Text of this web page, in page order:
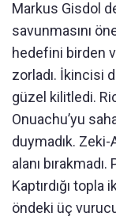
Markus Gisdol
savunmasını
hedefini birden
zorladı. İkincisi
güzel kilitledi.
Onuachu’yu
duymadık. Zeki-
alanı
Kaptırdığı
öndeki üç